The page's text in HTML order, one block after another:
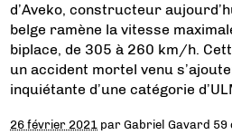
d’Aveko, constructeur
belge ramène la vitesse
biplace, de 305 à 260 km/h.
un accident mortel venu
inquiétante d’une catégorie
26 février 2021 parGabriel Gavard 59